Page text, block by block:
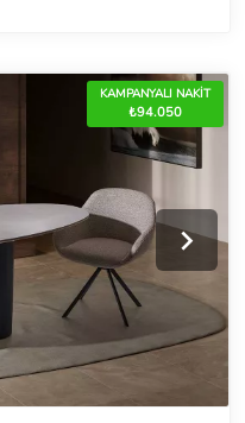
KAMPANYALI NAKİT
₺94.050